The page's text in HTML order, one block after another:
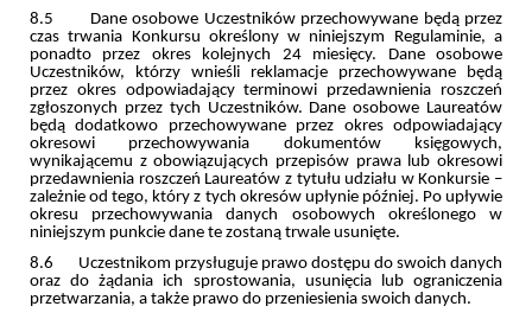
8.5 Dane osobowe Uczestników przechowywane będą przez
czas trwania Konkursu określony w niniejszym Regulaminie, a
ponadto przez okres kolejnych 24 miesięcy. Dane osobowe
Uczestników, którzy wnieśli reklamacje przechowywane będą
przez okres odpowiadający terminowi przedawnienia roszczeń
zgłoszonych przez tych Uczestników. Dane osobowe Laureatów
będą dodatkowo przechowywane przez okres odpowiadający
okresowi przechowywania dokumentów księgowych,
wynikającemu z obowiązujących przepisów prawa lub okresowi
przedawnienia roszczeń Laureatów z tytułu udziału w Konkursie –
zależnie od tego, który z tych okresów upłynie później. Po upływie
okresu przechowywania danych osobowych określonego w
niniejszym punkcie dane te zostaną trwale usunięte.
8.6 Uczestnikom przysługuje prawo dostępu do swoich danych
oraz do żądania ich sprostowania, usunięcia lub ograniczenia
przetwarzania, a także prawo do przeniesienia swoich danych.